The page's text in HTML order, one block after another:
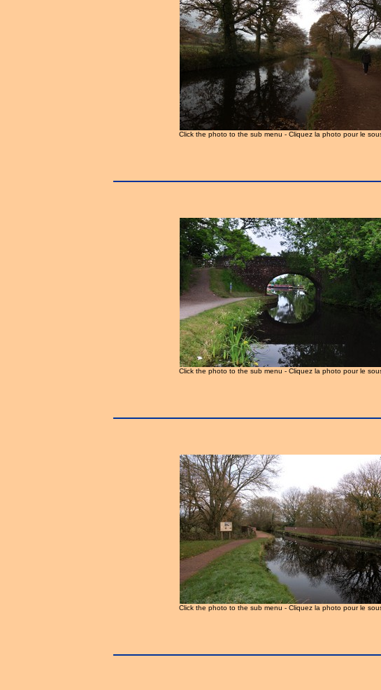
Click the photo to the sub menu - Cliquez la photo pour le
Click the photo to the sub menu - Cliquez la photo pour le
Click the photo to the sub menu - Cliquez la photo pour le